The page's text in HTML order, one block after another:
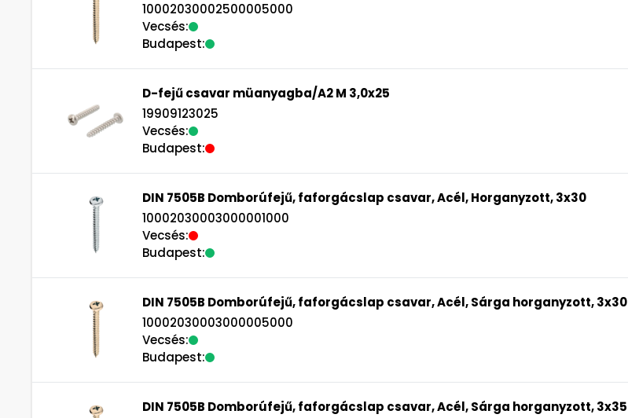
10002030002500005000
Vecsés:
Budapest:
D-fejű csavar müanyagba/A2 M 3,0x25
19909123025
Vecsés:
Budapest:
DIN 7505B Domborúfejű, faforgácslap csavar, Acél, Horganyzott, 3x30
10002030003000001000
Vecsés:
Budapest:
DIN 7505B Domborúfejű, faforgácslap csavar, Acél, Sárga horganyzott, 3x30
10002030003000005000
Vecsés:
Budapest:
DIN 7505B Domborúfejű, faforgácslap csavar, Acél, Sárga horganyzott, 3x35